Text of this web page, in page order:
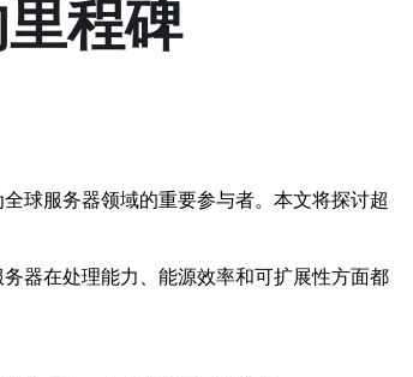
程碑
球服务器领域的重要参与者。本文将探讨超
器在处理能力、能源效率和可扩展性方面都